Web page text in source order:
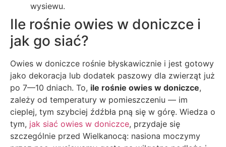
wysiewu.
Ile rośnie owies w doniczce i
jak go siać?
Owies w doniczce rośnie błyskawicznie i jest gotowy
jako dekoracja lub dodatek paszowy dla zwierząt już
po 7—10 dniach. To, ile rośnie owies w doniczce,
zależy od temperatury w pomieszczeniu — im
cieplej, tym szybciej źdźbła pną się w górę. Wiedza o
tym, jak siać owies w doniczce, przydaje się
szczególnie przed Wielkanocą: nasiona moczymy